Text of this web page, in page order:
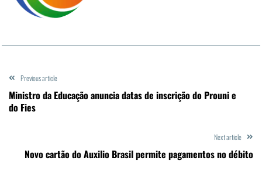
Previous article
Ministro da Educação anuncia datas de inscrição do Prouni e
do Fies
Next article
Novo cartão do Auxilio Brasil permite pagamentos no débito